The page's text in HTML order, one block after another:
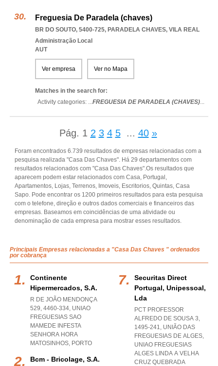
Freguesia De Paradela (chaves)
BR DO SOUTO, 5400-725, PARADELA CHAVES, VILA REAL
Administração Local
AUT
Ver empresa Ver no Mapa
Matches in the search for:
Activity categories: ...FREGUESIA DE PARADELA (CHAVES)...
Pág. 1 2 3 4 5 ... 40 »
Foram encontrados 6.739 resultados de empresas relacionadas com a
pesquisa realizada "Casa Das Chaves". Há 29 departamentos com
resultados relacionados com "Casa Das Chaves".Os resultados que
aparecem podem estar relacionados com Casa, Portugal,
Apartamentos, Lojas, Terrenos, Imoveis, Escritorios, Quintas, Casa
Sapo. Pode encontrar os 1200 primeiros resultados para esta pesquisa
com o telefone, direção e outros dados comerciais e financeiros das
empresas. Baseamos em coincidências de uma atividade ou
denominação de cada empresa para mostrar esses resultados.
Principais Empresas relacionadas a "Casa Das Chaves " ordenados
por cobrança
Continente
Hipermercados, S.a.
R DE JOÃO MENDONÇA
529, 4460-334, UNIAO
FREGUESIAS SAO
MAMEDE INFESTA
SENHORA HORA
MATOSINHOS, PORTO
Bcm - Bricolage, S.a.
Securitas Direct
Portugal, Unipessoal,
Lda
PCT PROFESSOR
ALFREDO DE SOUSA 3,
1495-241, UNIÃO DAS
FREGUESIAS DE ALGES,
UNIAO FREGUESIAS
ALGES LINDA A VELHA
CRUZ QUEBRADA